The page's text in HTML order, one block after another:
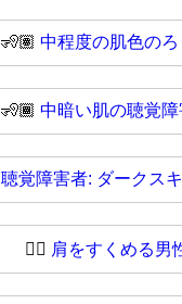
🧏🏽 中程度の肌色の
🧏🏾 中暗い肌の聴覚
聴覚障害者: ダークス
🧏‍♂️ 肩をすくめる男